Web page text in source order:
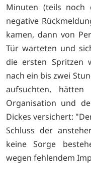
Minuten (teils noch
negative
kamen, dann von
Tür warteten und
die ersten Spritzen
nach ein bis zwei
aufsuchten,
Organisation und
Dickes versichert:
Schluss der
keine Sorge
wegen fehlendem